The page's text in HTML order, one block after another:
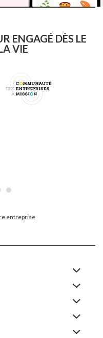
ENGAGÉ DÈS LE
VIE
entreprise